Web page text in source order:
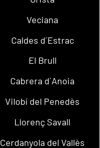
Veciana
Caldes d´Estrac
El Brull
Cabrera d´Anoia
Vilobí del Penedès
Llorenç Savall
Cerdanyola del Vallès